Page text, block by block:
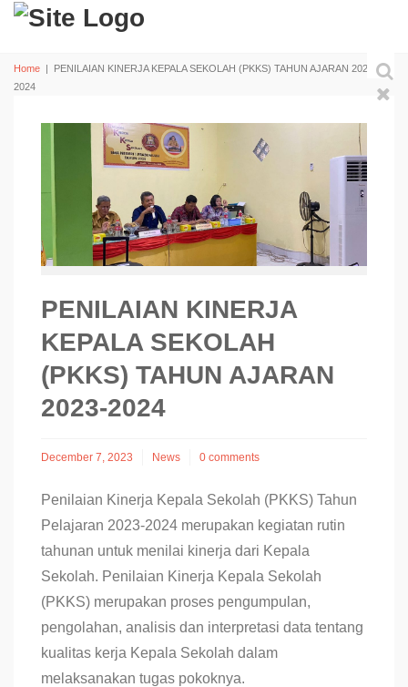
Home | PENILAIAN KINERJA KEPALA SEKOLAH (PKKS) TAHUN AJARAN 2023-
2024
PENILAIAN KINERJA
KEPALA SEKOLAH
(PKKS) TAHUN AJARAN
2023-2024
December 7, 2023 News 0 comments
Penilaian Kinerja Kepala Sekolah (PKKS) Tahun
Pelajaran 2023-2024 merupakan kegiatan rutin
tahunan untuk menilai kinerja dari Kepala
Sekolah. Penilaian Kinerja Kepala Sekolah
(PKKS) merupakan proses pengumpulan,
pengolahan, analisis dan interpretasi data tentang
kualitas kerja Kepala Sekolah dalam
melaksanakan tugas pokoknya.